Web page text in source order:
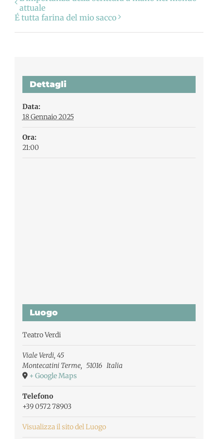
attuale
É tutta farina del mio sacco
Dettagli
Data:
18 Gennaio 2025
Ora:
21:00
Luogo
Teatro Verdi
Viale Verdi, 45
Montecatini Terme, 51016 Italia
+ Google Maps
Telefono
+39 0572 78903
Visualizza il sito del Luogo